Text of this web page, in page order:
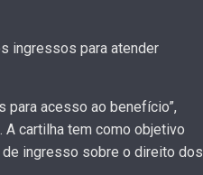
ingressos para atender
para acesso ao benefício”,
A cartilha tem como objetivo
ingresso sobre o direito dos